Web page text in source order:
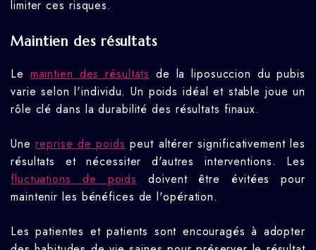
limiter ces risques.
Maintien des résultats
Le maintien des résultats de la liposuccion du pubis
varie selon l'individu. Un poids idéal et stable joue un
rôle clé dans la durabilité des résultats finaux.
Unereprise de poids peut altérer significativement les
résultats et nécessiter d'autres interventions. Les
fluctuations de poids doivent être évitées pour
maintenir les bénéfices de l'opération.
Les patientes et patients sont encouragés à adopter